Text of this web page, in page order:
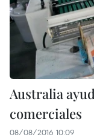
Australia
comerciales
08/08/2016 10:09